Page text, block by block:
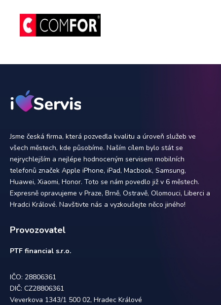
Jsme česká firma, která pozvedla kvalitu a úroveň služeb ve
všech městech, kde působíme. Naším cílem bylo stát se
nejrychlejším a nejlépe hodnoceným servisem mobilních
telefonů značek Apple iPhone, iPad, Macbook, Samsung,
Huawei, Xiaomi, Honor. Toto se nám povedlo již v 6 městech.
Expresně opravujeme v Praze, Brně, Ostravě, Olomouci, Liberci a
Hradci Králové. Navštivte nás a vyzkoušejte něco jiného!
Provozovatel
PTF financial s.r.o.
IČO: 28806361
DIČ: CZ28806361
Veverkova 1343/1 500 02, Hradec Králové